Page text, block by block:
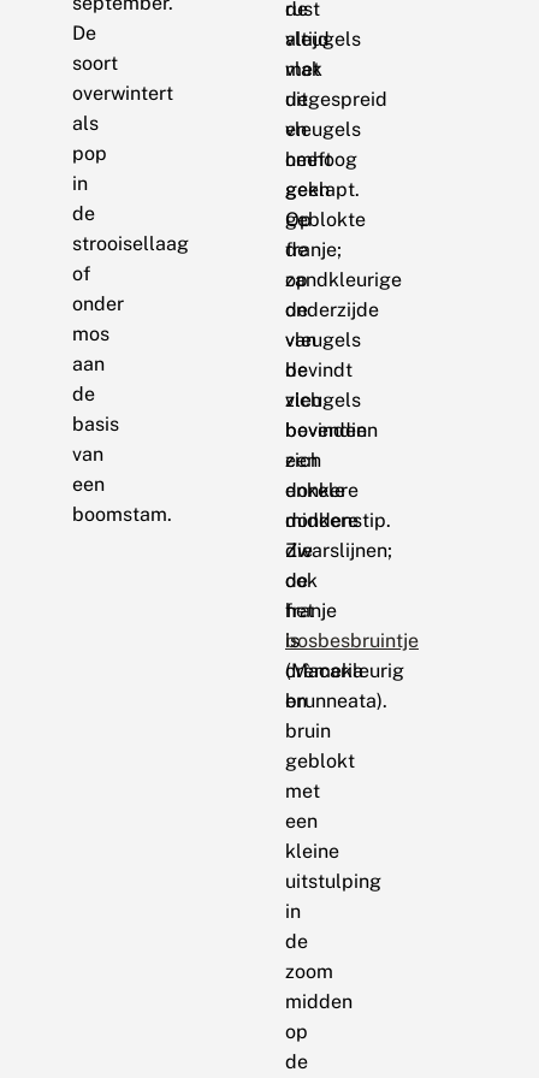
De
soort
overwintert
als
pop
in
de
strooisellaag
of
onder
mos
aan
de
basis
van
een
boomstam.
rust
altijd
met
de
vleugels
omhoog
geklapt.
Op
de
zandkleurige
onderzijde
van
de
vleugels
bevinden
zich
enkele
donkere
dwarslijnen;
de
franje
is
crèmekleurig
en
bruin
geblokt
met
een
kleine
uitstulping
in
de
zoom
midden
op
de
de
vleugels
vlak
uitgespreid
en
heeft
geen
geblokte
franje;
op
de
vleugels
bevindt
zich
bovendien
een
donkere
middenstip.
Zie
ook
het
bosbesbruintje
(Macaria
brunneata).